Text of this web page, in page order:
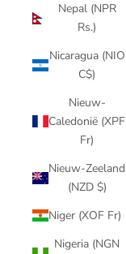
Nepal (NPR
Rs.)
Nicaragua (NIO
C$)
Nieuw-
Caledonië (XPF
Fr)
Nieuw-Zeeland
(NZD $)
Niger (XOF Fr)
Nigeria (NGN